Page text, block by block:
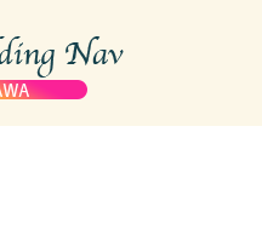
ィング＆フォトグラフィー
ガーデン
高い？フォトウェディングで叶